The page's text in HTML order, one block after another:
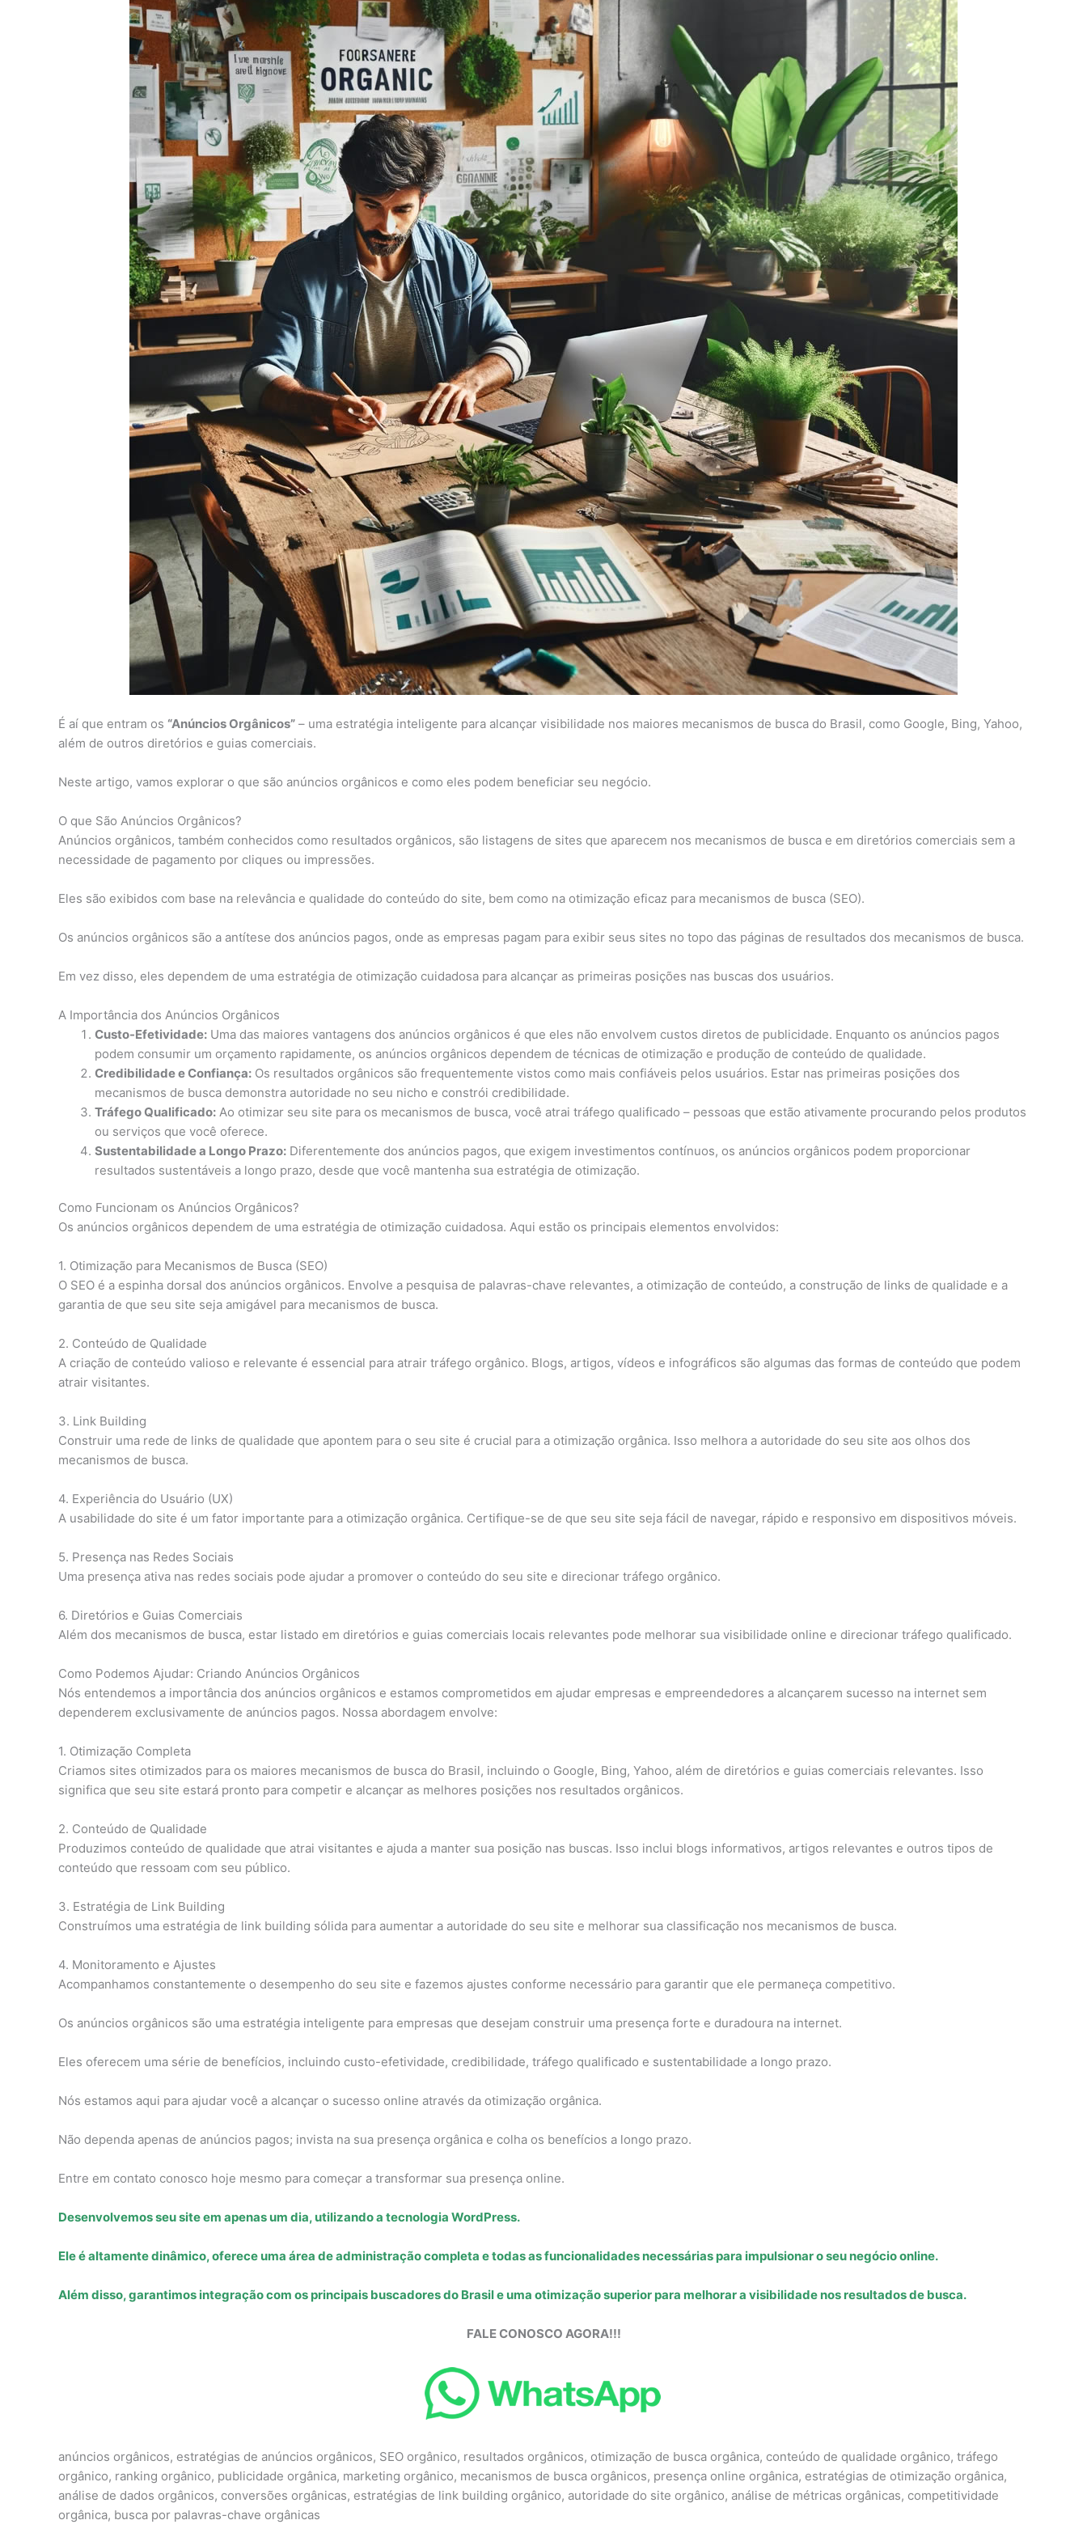
É aí que entram os “Anúncios Orgânicos” – uma estratégia inteligente para alcançar visibilidade nos maiores mecanismos de busca do Brasil, como Google, Bing, Yahoo,
além de outros diretórios e guias comerciais.
Neste artigo, vamos explorar o que são anúncios orgânicos e como eles podem beneficiar seu negócio.
O que São Anúncios Orgânicos?
Anúncios orgânicos, também conhecidos como resultados orgânicos, são listagens de sites que aparecem nos mecanismos de busca e em diretórios comerciais sem a
necessidade de pagamento por cliques ou impressões.
Eles são exibidos com base na relevância e qualidade do conteúdo do site, bem como na otimização eficaz para mecanismos de busca (SEO).
Os anúncios orgânicos são a antítese dos anúncios pagos, onde as empresas pagam para exibir seus sites no topo das páginas de resultados dos mecanismos de busca.
Em vez disso, eles dependem de uma estratégia de otimização cuidadosa para alcançar as primeiras posições nas buscas dos usuários.
A Importância dos Anúncios Orgânicos
Custo-Efetividade: Uma das maiores vantagens dos anúncios orgânicos é que eles não envolvem custos diretos de publicidade. Enquanto os anúncios pagos
podem consumir um orçamento rapidamente, os anúncios orgânicos dependem de técnicas de otimização e produção de conteúdo de qualidade.
Credibilidade e Confiança: Os resultados orgânicos são frequentemente vistos como mais confiáveis pelos usuários. Estar nas primeiras posições dos
mecanismos de busca demonstra autoridade no seu nicho e constrói credibilidade.
Tráfego Qualificado: Ao otimizar seu site para os mecanismos de busca, você atrai tráfego qualificado – pessoas que estão ativamente procurando pelos produtos
ou serviços que você oferece.
Sustentabilidade a Longo Prazo: Diferentemente dos anúncios pagos, que exigem investimentos contínuos, os anúncios orgânicos podem proporcionar
resultados sustentáveis a longo prazo, desde que você mantenha sua estratégia de otimização.
Como Funcionam os Anúncios Orgânicos?
Os anúncios orgânicos dependem de uma estratégia de otimização cuidadosa. Aqui estão os principais elementos envolvidos:
1. Otimização para Mecanismos de Busca (SEO)
O SEO é a espinha dorsal dos anúncios orgânicos. Envolve a pesquisa de palavras-chave relevantes, a otimização de conteúdo, a construção de links de qualidade e a
garantia de que seu site seja amigável para mecanismos de busca.
2. Conteúdo de Qualidade
A criação de conteúdo valioso e relevante é essencial para atrair tráfego orgânico. Blogs, artigos, vídeos e infográficos são algumas das formas de conteúdo que podem
atrair visitantes.
3. Link Building
Construir uma rede de links de qualidade que apontem para o seu site é crucial para a otimização orgânica. Isso melhora a autoridade do seu site aos olhos dos
mecanismos de busca.
4. Experiência do Usuário (UX)
A usabilidade do site é um fator importante para a otimização orgânica. Certifique-se de que seu site seja fácil de navegar, rápido e responsivo em dispositivos móveis.
5. Presença nas Redes Sociais
Uma presença ativa nas redes sociais pode ajudar a promover o conteúdo do seu site e direcionar tráfego orgânico.
6. Diretórios e Guias Comerciais
Além dos mecanismos de busca, estar listado em diretórios e guias comerciais locais relevantes pode melhorar sua visibilidade online e direcionar tráfego qualificado.
Como Podemos Ajudar: Criando Anúncios Orgânicos
Nós entendemos a importância dos anúncios orgânicos e estamos comprometidos em ajudar empresas e empreendedores a alcançarem sucesso na internet sem
dependerem exclusivamente de anúncios pagos. Nossa abordagem envolve:
1. Otimização Completa
Criamos sites otimizados para os maiores mecanismos de busca do Brasil, incluindo o Google, Bing, Yahoo, além de diretórios e guias comerciais relevantes. Isso
significa que seu site estará pronto para competir e alcançar as melhores posições nos resultados orgânicos.
2. Conteúdo de Qualidade
Produzimos conteúdo de qualidade que atrai visitantes e ajuda a manter sua posição nas buscas. Isso inclui blogs informativos, artigos relevantes e outros tipos de
conteúdo que ressoam com seu público.
3. Estratégia de Link Building
Construímos uma estratégia de link building sólida para aumentar a autoridade do seu site e melhorar sua classificação nos mecanismos de busca.
4. Monitoramento e Ajustes
Acompanhamos constantemente o desempenho do seu site e fazemos ajustes conforme necessário para garantir que ele permaneça competitivo.
Os anúncios orgânicos são uma estratégia inteligente para empresas que desejam construir uma presença forte e duradoura na internet.
Eles oferecem uma série de benefícios, incluindo custo-efetividade, credibilidade, tráfego qualificado e sustentabilidade a longo prazo.
Nós estamos aqui para ajudar você a alcançar o sucesso online através da otimização orgânica.
Não dependa apenas de anúncios pagos; invista na sua presença orgânica e colha os benefícios a longo prazo.
Entre em contato conosco hoje mesmo para começar a transformar sua presença online.
Desenvolvemos seu site em apenas um dia, utilizando a tecnologia WordPress.
Ele é altamente dinâmico, oferece uma área de administração completa e todas as funcionalidades necessárias para impulsionar o seu negócio online.
Além disso, garantimos integração com os principais buscadores do Brasil e uma otimização superior para melhorar a visibilidade nos resultados de busca.
FALE CONOSCO AGORA!!!
anúncios orgânicos, estratégias de anúncios orgânicos, SEO orgânico, resultados orgânicos, otimização de busca orgânica, conteúdo de qualidade orgânico, tráfego
orgânico, ranking orgânico, publicidade orgânica, marketing orgânico, mecanismos de busca orgânicos, presença online orgânica, estratégias de otimização orgânica,
análise de dados orgânicos, conversões orgânicas, estratégias de link building orgânico, autoridade do site orgânico, análise de métricas orgânicas, competitividade
orgânica, busca por palavras-chave orgânicas